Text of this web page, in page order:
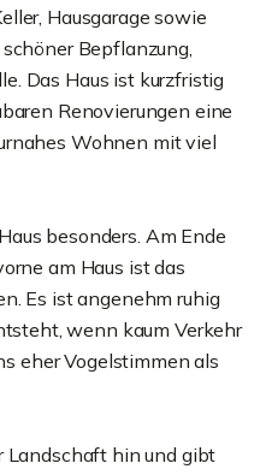
Hausgarage sowie
Bepflanzung,
Das Haus ist kurzfristig
Renovierungen eine
Wohnen mit viel
besonders. Am Ende
am Haus ist das
Es ist angenehm ruhig
wenn kaum Verkehr
eher Vogelstimmen als
Landschaft hin und gibt